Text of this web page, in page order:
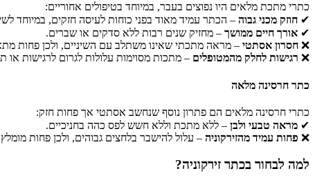
כתרי מתכת מלאים היו נפוצים בעבר, במיוחד בטיפולים אחוריים:
✔ חוזק מכני גבוה – הכתר עמיד מאוד בפני כוחות לעיסה חזקים, במיוחד
✔ אורך חיים ממושך – מחזיק שנים רבות ללא סדקים או שברים.
❌ חסרון אסתטי – מראה מתכתי שאינו משתלב עם השיניים, ולכן פחות
❌ רגישות לחלק מהמטופלים – מתכות מסוימות עלולות לגרום לרגישות או
כתר חרסינה מלאה
כתרי חרסינה מלאים הם פתרון נוסף שנחשב אסתטי אך פחות חזק:
✔ מראה טבעי ולבן – ללא מתכת וללא חשש לפס כהה בחניכיים.
❌ פחות עמיד מהזירקוניה – עלול להישבר בלחצים גבוהים, ולכן פחות מומלץ
למה לבחור בכתר זירקוניה?